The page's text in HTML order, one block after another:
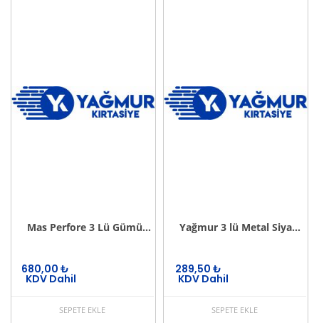
Mas Perfore 3 Lü Gümüş Evrak Rafı Seti
680,00 ₺
KDV Dahil
SEPETE EKLE
Yağmur 3 lü Metal Siyah Evrak Rafı
289,50 ₺
KDV Dahil
SEPETE EKLE